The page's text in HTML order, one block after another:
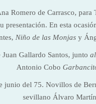
Romero de Carrasco, para
presentación. En esta
Niño de las Monjasy
Gallardo Santos, junto
Antonio Cobo
junio del 75. Novillos de
sevillano Álvaro